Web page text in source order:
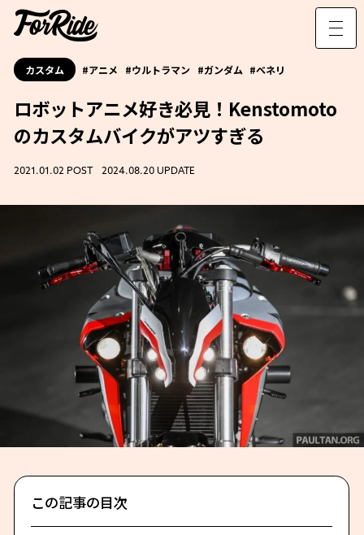
カスタム アニメ ウルトラマン ガンダム ベネリ
ロボットアニメ好き必見！Kenstomoto
のカスタムバイクがアツすぎる
2021.01.02 POST 2024.08.20 UPDATE
この記事の目次